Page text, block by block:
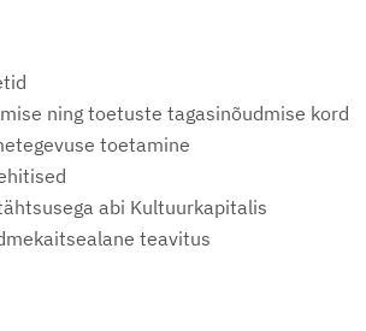
ning toetuste tagasinõudmise kord
toetamine
abi Kultuurkapitalis
teavitus